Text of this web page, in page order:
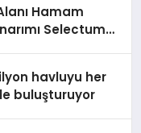
Hamam
Selectum
havluyu her
buluşturuyor